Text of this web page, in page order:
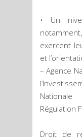
• Un
exercent
et
– Agence
Régulation
Droit de